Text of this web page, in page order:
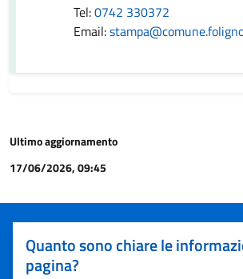
Tel:0742 330372
Email:
Ultimo aggiornamento
17/06/2026, 09:45
Quanto sono chiare le
pagina?